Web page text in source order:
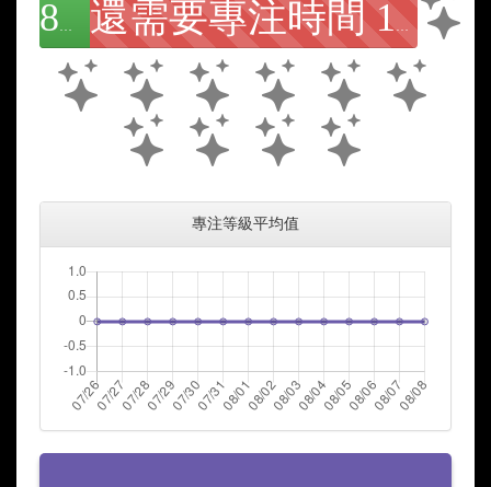
還需要專注時間 19 分鐘
專注等級平均值